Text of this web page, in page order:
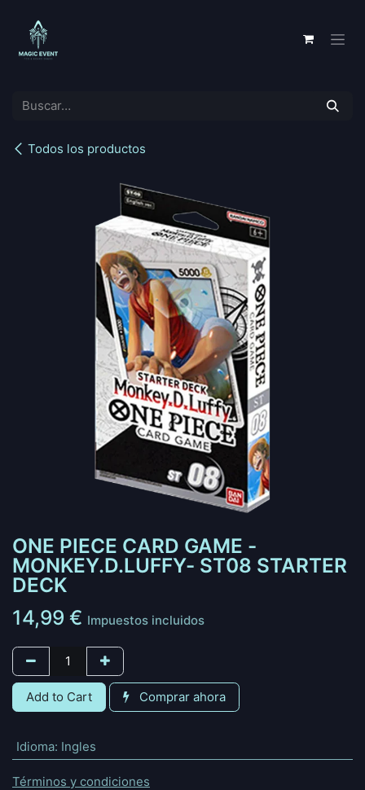
Todos los productos
ONE PIECE CARD GAME -
MONKEY.D.LUFFY- ST08 STARTER
DECK
14,99 € Impuestos incluidos
Add to Cart Comprar ahora
Idioma: Ingles
Términos y condiciones